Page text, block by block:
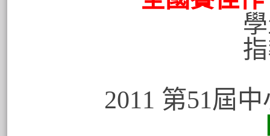
學生:張
指導老
2011 第51屆